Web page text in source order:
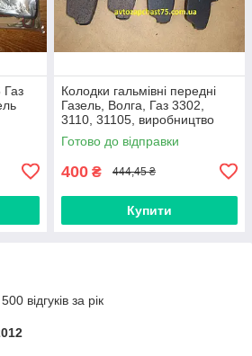
Газ
Колодки гальмівні передні
Газель, Волга, Газ 3302,
3110, 31105, виробництво
Best, Україна
Готово до відправки
400 ₴ 444,45 ₴
Купити
відгуків за рік